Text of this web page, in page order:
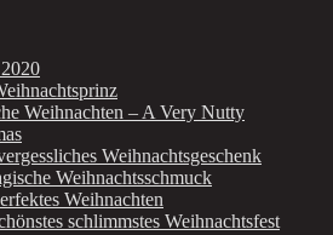
Weihnachten – A Very Nutty
Weihnachtsgeschenk
Weihnachtsschmuck
Weihnachten
schlimmstes Weihnachtsfest